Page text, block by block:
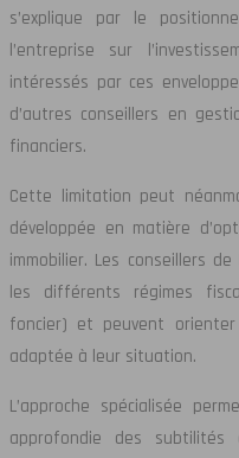
s’explique par le
l’entreprise sur
intéressés par ces
d’autres conseillers en
financiers.
Cette limitation peut
développée en matière
immobilier. Les conseillers
les différents régimes
foncier) et peuvent
adaptée à leur situation.
L’approche spécialisée
approfondie des